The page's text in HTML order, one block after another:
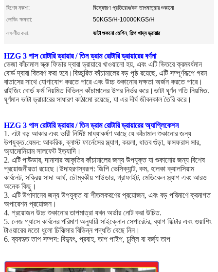
বিশেষ নকশা:
বিস্ফোরণ প্রতিরোধ/কম তাপমাত্রায় শুকানো
লোডিং ক্ষমতা:
50KGS/H-10000KGS/H
লক্ষণীয় করা:
ভাটা শুকনো মেশিন, শিল্প খাদ্য ড্রায়ার
HZG 3 পাস রোটারি ড্রায়ার / তিন ড্রাম রোটারি ড্রায়ারের বর্ণনা
ভেজা কাঁচামাল স্ক্রু ফিডার দ্বারা ড্রায়ারে খাওয়ানো হয়, এবং এটি ভিতরে ক্রমবর্ধমান
বোর্ড দ্বারা বিতরণ করা হবে।বিচ্ছুরিত কাঁচামালের বড় পৃষ্ঠ রয়েছে, এটি সম্পূর্ণরূপে গরম
বাতাসের সাথে যোগাযোগ করতে পারে এবং উচ্চ শুকানোর দক্ষতা অর্জন করতে পারে।
রাইজিং বোর্ড ফর্ম নিয়মিত বিভিন্ন কাঁচামালের উপর নির্ভর করে।ভাটা ঘূর্ণন গতি নিয়মিত.
ঘূর্ণমান ভাটা ড্রায়ারের সাধারণ কাঠামো রয়েছে, যা এর দীর্ঘ জীবনকাল তৈরি করে।
HZG 3 পাস রোটারি ড্রায়ার / তিন ড্রাম রোটারি ড্রায়ারের অ্যাপ্লিকেশন
1. এটা বড় আকার এবং ভারী নির্দিষ্ট মাধ্যাকর্ষণ আছে যে কাঁচামাল শুকানোর জন্য
উপযুক্ত.যেমন: আকরিক, ব্লাস্ট ফার্নেসের স্ল্যাগ, কয়লা, ধাতব গুঁড়া, ফসফরাস সার,
অ্যামোনিয়াম সালফেট ইত্যাদি।
2. এটি পাউডার, দানাদার আকৃতির কাঁচামালের জন্য উপযুক্ত যা শুকানোর জন্য বিশেষ
প্রয়োজনীয়তা রয়েছে।উদাহরণস্বরূপ: জিপি ভেসিক্যান্ট, কম, হালকা ক্যালসিয়াম
কার্বনেট, সক্রিয় সাদা আর্থ, চৌম্বকীয় পাউডার, গ্রাফাইট, মেডিকেল স্ল্যাগ এবং আরও
অনেক কিছু।
3. এটি উপাদানের জন্য উপযুক্ত যা শীতলকরণের প্রয়োজন, এবং বড় পরিমাণে ক্রমাগত
অপারেশন প্রয়োজন।
4. প্রয়োজন উচ্চ শুকানোর তাপমাত্রা যখন অর্ডার নোট করা উচিত.
5. লেজ গ্যাসে কার্বনের পরিমাণ অনুযায়ী সাইক্লোন সেপারেটর, ব্যাগ ফিল্টার এবং ওয়াশিং
টাওয়ারের মতো ধুলো চিকিত্সার বিভিন্ন পদ্ধতি বেছে নিন।
6. ব্যবহৃত তাপ সম্পদ: বিদ্যুৎ, প্রবাহ, তাপ পাইপ, চুল্লি বা বর্জ্য তাপ